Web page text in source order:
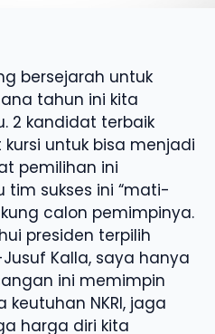
bersejarah untuk
tahun ini kita
2 kandidat terbaik
untuk bisa menjadi
pemilihan ini
tim sukses ini “mati-
calon pemimpinya.
presiden terpilih
Kalla, saya hanya
ini memimpin
NKRI, jaga
harga diri kita